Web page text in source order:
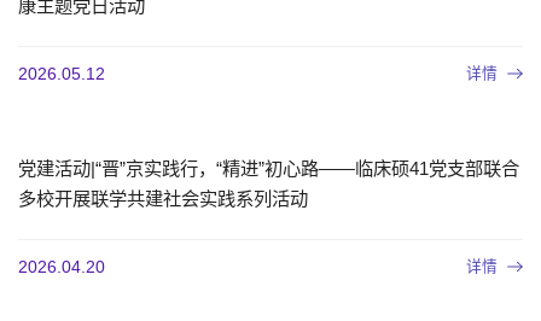
康主题党日活动
2026.05.12 详情
党建活动|“晋”京实践行，“精进”初心路——临床硕41党支部联合
多校开展联学共建社会实践系列活动
2026.04.20 详情